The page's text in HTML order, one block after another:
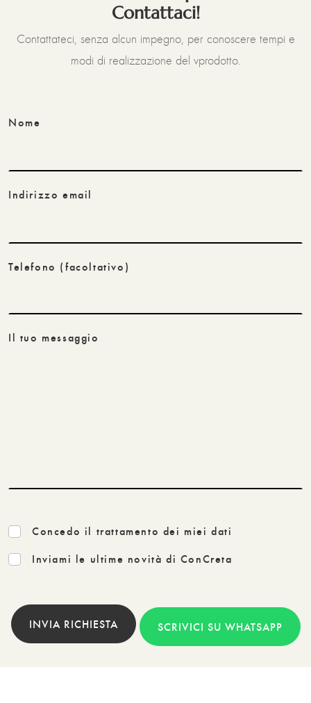
Contattaci!
Contattateci, senza alcun impegno, per conoscere tempi e
modi di realizzazione del vprodotto.
Nome
Indirizzo email
Telefono (facoltativo)
Il tuo messaggio
Concedo il trattamento dei miei dati
Inviami le ultime novità di ConCreta
INVIA RICHIESTA SCRIVICI SU WHATSAPP